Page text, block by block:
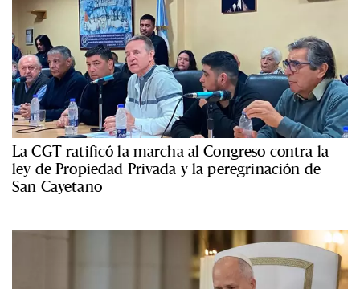
La CGT ratificó la marcha al Congreso contra la
ley de Propiedad Privada y la peregrinación de
San Cayetano